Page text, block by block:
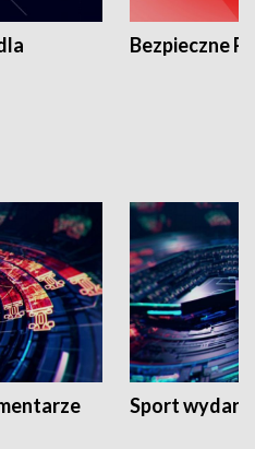
Bezpieczne
Sport